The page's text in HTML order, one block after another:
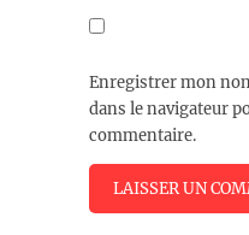
Enregistrer mon
dans le navigateur
commentaire.